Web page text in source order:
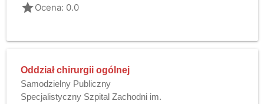
gradeOcena: 0.0
Oddział chirurgii ogólnej
Samodzielny Publiczny
Specjalistyczny Szpital Zachodni im.